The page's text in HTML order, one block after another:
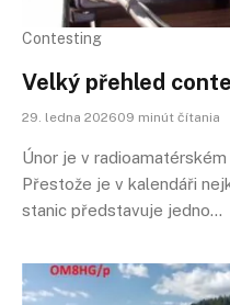
Contesting
Velký přehled
29. ledna 202609 minút čítania
Únor je v
Přestože je v kalendáři
stanic představuje jedno…